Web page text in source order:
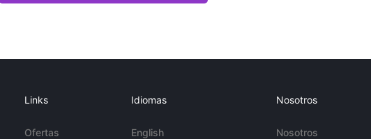
Links
Ofertas
Idiomas
English
Nosotros
Nosotros